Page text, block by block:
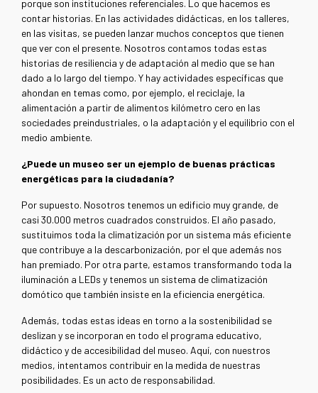
porque son instituciones referenciales. Lo que hacemos es
contar historias. En las actividades didácticas, en los talleres,
en las visitas, se pueden lanzar muchos conceptos que tienen
que ver con el presente. Nosotros contamos todas estas
historias de resiliencia y de adaptación al medio que se han
dado a lo largo del tiempo. Y hay actividades específicas que
ahondan en temas como, por ejemplo, el reciclaje, la
alimentación a partir de alimentos kilómetro cero en las
sociedades preindustriales, o la adaptación y el equilibrio con el
medio ambiente.
¿Puede un museo ser un ejemplo de buenas prácticas
energéticas para la ciudadanía?
Por supuesto. Nosotros tenemos un edificio muy grande, de
casi 30.000 metros cuadrados construidos. El año pasado,
sustituimos toda la climatización por un sistema más eficiente
que contribuye a la descarbonización, por el que además nos
han premiado. Por otra parte, estamos transformando toda la
iluminación a LEDs y tenemos un sistema de climatización
domótico que también insiste en la eficiencia energética.
Además, todas estas ideas en torno a la sostenibilidad se
deslizan y se incorporan en todo el programa educativo,
didáctico y de accesibilidad del museo. Aquí, con nuestros
medios, intentamos contribuir en la medida de nuestras
posibilidades. Es un acto de responsabilidad.